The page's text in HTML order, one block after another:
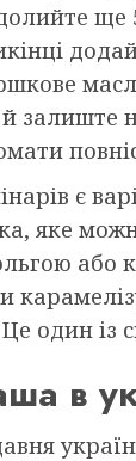
ще
є
яке
або
один із
в